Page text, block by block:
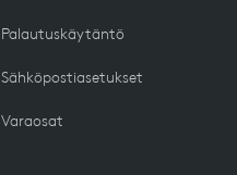
Palautuskäytäntö
Sähköpostiasetukset
Varaosat